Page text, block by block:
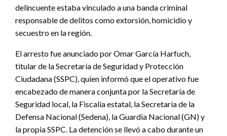
delincuente estaba vinculado a una banda criminal
responsable de delitos como extorsión, homicidio y
secuestro en la región.
El arresto fue anunciado por Omar García Harfuch,
titular de la Secretaría de Seguridad y Protección
Ciudadana (SSPC), quien informó que el operativo fue
encabezado de manera conjunta por la Secretaría de
Seguridad local, la Fiscalía estatal, la Secretaría de la
Defensa Nacional (Sedena), la Guardia Nacional (GN) y
la propia SSPC. La detención se llevó a cabo durante un